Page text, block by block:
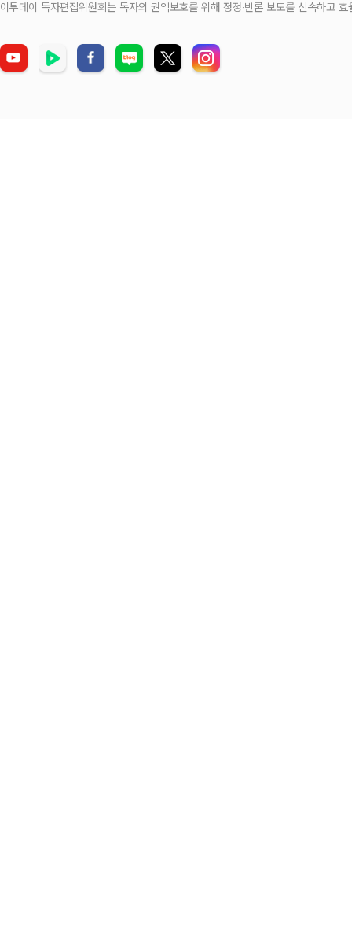
이투데이 독자편집위원회는 독자의 권익보호를 위해 정정‧반론 보도를 신속하고